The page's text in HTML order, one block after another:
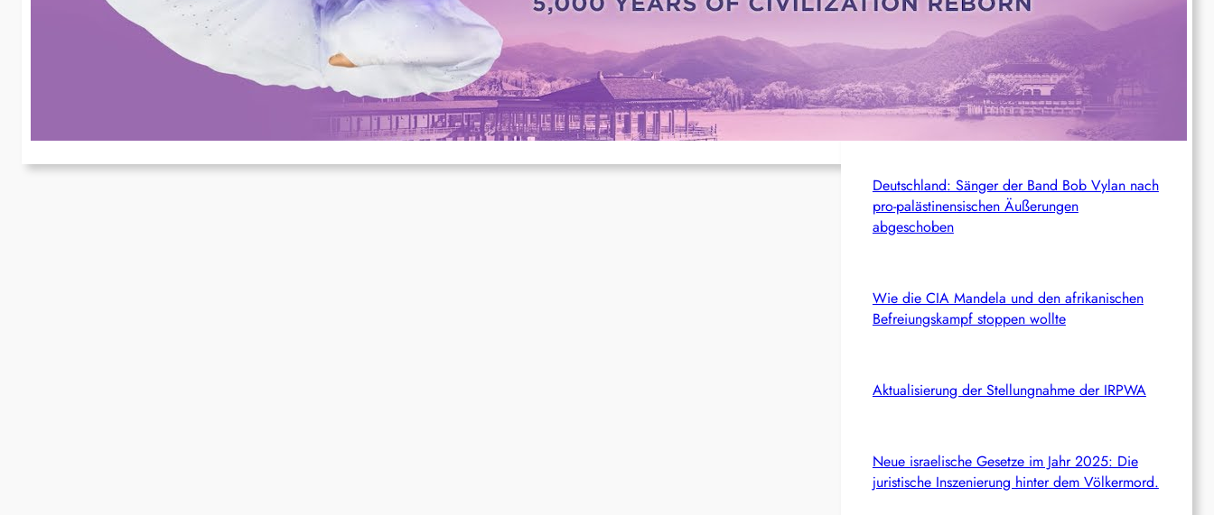
und tanzen?
Apr. 3, 2022
Ob analog oder digital, der Werbeoffensive für das international
aufgeführte Musical „Shen Yun“ konnte man in den letzten Wochen
kaum…
c
Aktuelles aus dem Netz
Türkei: 19 Personen, die vor dem NATO-Gipfel
festgenommen und inhaftiert worden waren,
freigelassen
Deutschland: Sänger der Band Bob Vylan nach
pro-palästinensischen Äußerungen
abgeschoben
Wie die CIA Mandela und den afrikanischen
Befreiungskampf stoppen wollte
Aktualisierung der Stellungnahme der IRPWA
Neue israelische Gesetze im Jahr 2025: Die
juristische Inszenierung hinter dem Völkermord.